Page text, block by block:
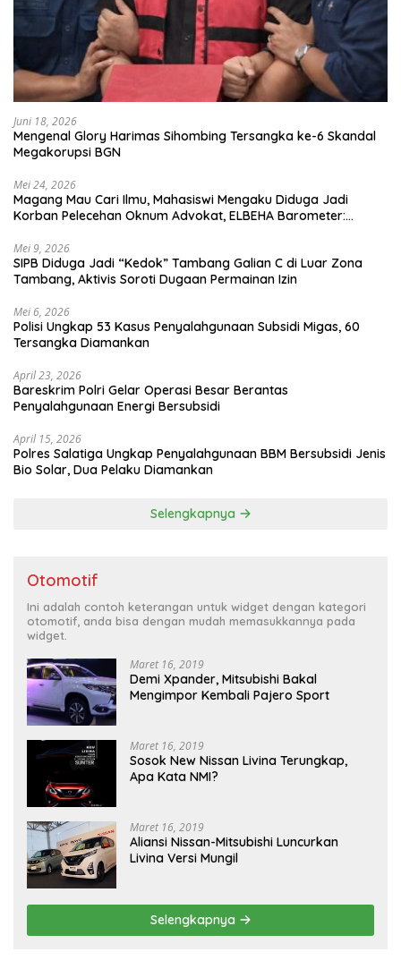
Juni 18, 2026
Mengenal Glory Harimas Sihombing Tersangka ke-6 Skandal
Megakorupsi BGN
Mei 24, 2026
Magang Mau Cari Ilmu, Mahasiswi Mengaku Diduga Jadi
Korban Pelecehan Oknum Advokat, ELBEHA Barometer:
Mei 9, 2026
SIPB Diduga Jadi “Kedok” Tambang Galian C di Luar Zona
Tambang, Aktivis Soroti Dugaan Permainan Izin
Mei 6, 2026
Polisi Ungkap 53 Kasus Penyalahgunaan Subsidi Migas, 60
Tersangka Diamankan
April 23, 2026
Bareskrim Polri Gelar Operasi Besar Berantas
Penyalahgunaan Energi Bersubsidi
April 15, 2026
Polres Salatiga Ungkap Penyalahgunaan BBM Bersubsidi Jenis
Bio Solar, Dua Pelaku Diamankan
Selengkapnya
Otomotif
Ini adalah contoh keterangan untuk widget dengan kategori
otomotif, anda bisa dengan mudah memasukkannya pada
widget.
Maret 16, 2019
Demi Xpander, Mitsubishi Bakal
Mengimpor Kembali Pajero Sport
Maret 16, 2019
Sosok New Nissan Livina Terungkap,
Apa Kata NMI?
Maret 16, 2019
Aliansi Nissan-Mitsubishi Luncurkan
Livina Versi Mungil
Selengkapnya